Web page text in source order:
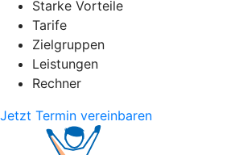
Starke Vorteile
Tarife
Zielgruppen
Leistungen
Rechner
Jetzt Termin vereinbaren